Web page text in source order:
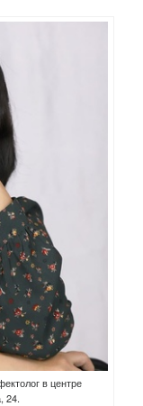
в центре
24.